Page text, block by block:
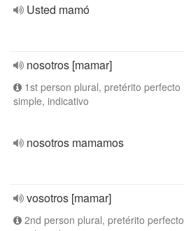
Usted mamó
nosotros [mamar]
1st person plural, pretérito perfecto
simple, indicativo
nosotros mamamos
vosotros [mamar]
2nd person plural, pretérito perfecto